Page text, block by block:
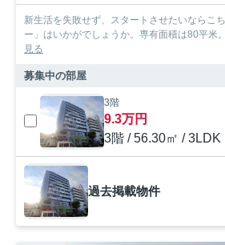
新生活を失敗せず、スタートさせたいならこ
ー」はいかがでしょうか。専有面積は80平米
見る
募集中の部屋
3階
9.3万円
3階 / 56.30㎡ / 3LDK
過去掲載物件